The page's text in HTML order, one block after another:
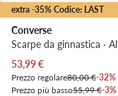
extra -35% Codice: LAST
Converse
Prezzo attuale
53,99€
Prezzo regolare80,00 €-32%
Prezzo più basso55,99 €-3%